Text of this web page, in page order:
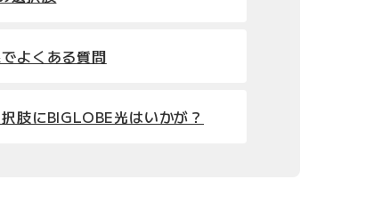
よくある質問
肢にBIGLOBE光はいかが？